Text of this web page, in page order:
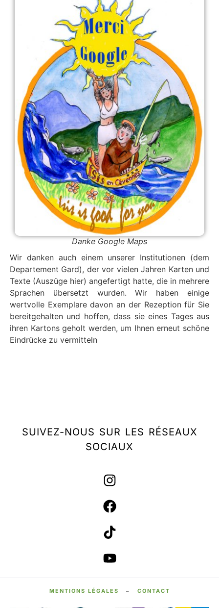
Danke Google Maps
Wir danken auch einem unserer Institutionen (dem
Departement Gard), der vor vielen Jahren Karten und
Texte (Auszüge hier) angefertigt hatte, die in mehrere
Sprachen übersetzt wurden. Wir haben einige
wertvolle Exemplare davon an der Rezeption für Sie
bereitgehalten und hoffen, dass sie eines Tages aus
ihren Kartons geholt werden, um Ihnen erneut schöne
Eindrücke zu vermitteln
SUIVEZ-NOUS SUR LES RÉSEAUX
SOCIAUX
MENTIONS LÉGALES – CONTACT